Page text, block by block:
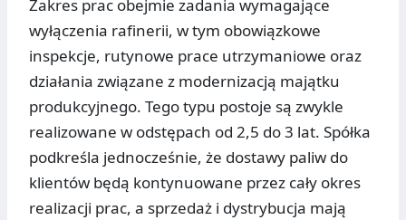
Zakres prac obejmie zadania wymagające
wyłączenia rafinerii, w tym obowiązkowe
inspekcje, rutynowe prace utrzymaniowe oraz
działania związane z modernizacją majątku
produkcyjnego. Tego typu postoje są zwykle
realizowane w odstępach od 2,5 do 3 lat. Spółka
podkreśla jednocześnie, że dostawy paliw do
klientów będą kontynuowane przez cały okres
realizacji prac, a sprzedaż i dystrybucja mają